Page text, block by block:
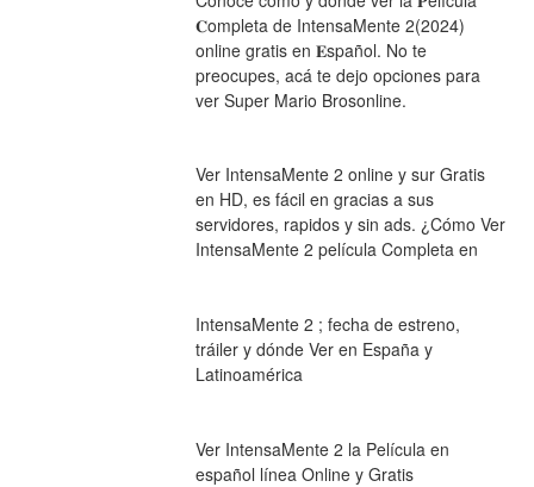
𝐂ompleta de IntensaMente 2(2024)
online gratis en 𝐄spañol. No te
preocupes, acá te dejo opciones para
ver Super Mario Brosonline.
Ver IntensaMente 2 online y sur Gratis
en HD, es fácil en gracias a sus
servidores, rapidos y sin ads. ¿Cómo Ver
IntensaMente 2 película Completa en
IntensaMente 2 ; fecha de estreno,
tráiler y dónde Ver en España y
Latinoamérica
Ver IntensaMente 2 la Película en
español línea Online y Gratis